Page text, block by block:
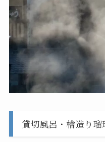
貸切風呂・檜造り瑠